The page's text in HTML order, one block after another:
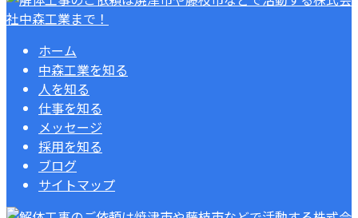
ホーム
中森工業を知る
人を知る
仕事を知る
メッセージ
採用を知る
ブログ
サイトマップ